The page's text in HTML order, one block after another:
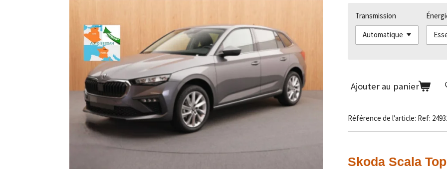
Transmission
Ajouter au panier
Référence de l'article: Ref:
Skoda Scala